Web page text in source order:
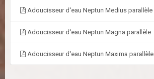
Adoucisseur d'eau Neptun Medius parallèle
Adoucisseur d'eau Neptun Magna parallèle
Adoucisseur d'eau Neptun Maxima parallèle